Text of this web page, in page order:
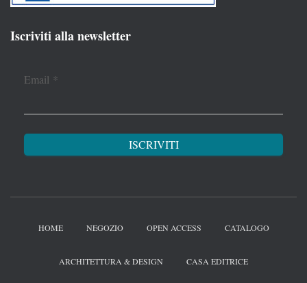
Iscriviti alla newsletter
Email *
HOME NEGOZIO OPEN ACCESS CATALOGO
ARCHITETTURA & DESIGN CASA EDITRICE